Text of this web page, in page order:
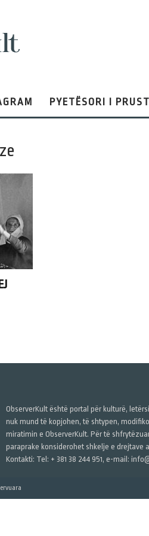
PYETËSORI I
ObserverKult është portal për kulturë,
nuk mund të kopjohen, të shtypen,
miratimin e ObserverKult. Për të
paraprake konsiderohet shkelje e
Kontakti: Tel: + 381 38 244 951, e-mail: